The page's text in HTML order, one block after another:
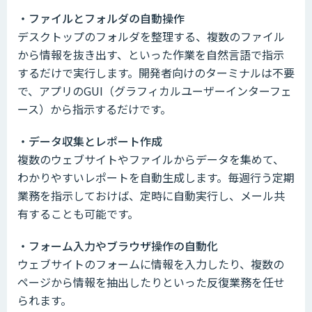
・ファイルとフォルダの自動操作
デスクトップのフォルダを整理する、複数のファイル
から情報を抜き出す、といった作業を自然言語で指示
するだけで実行します。開発者向けのターミナルは不要
で、アプリのGUI（グラフィカルユーザーインターフェ
ース）から指示するだけです。
・データ収集とレポート作成
複数のウェブサイトやファイルからデータを集めて、
わかりやすいレポートを自動生成します。毎週行う定期
業務を指示しておけば、定時に自動実行し、メール共
有することも可能です。
・フォーム入力やブラウザ操作の自動化
ウェブサイトのフォームに情報を入力したり、複数の
ページから情報を抽出したりといった反復業務を任せ
られます。